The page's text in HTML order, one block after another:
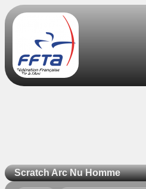
Scratch Arc Nu Homme